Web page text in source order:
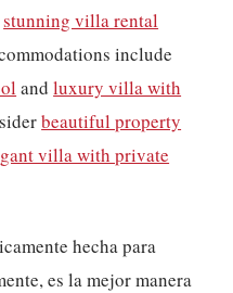
stunning villa rental
include
andluxury villa with
beautiful property
villa with private
hecha para
es la mejor manera